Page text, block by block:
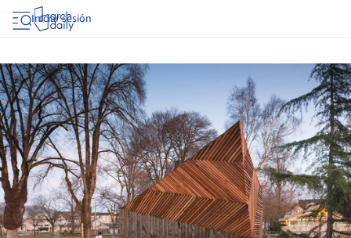
Iniciar sesión